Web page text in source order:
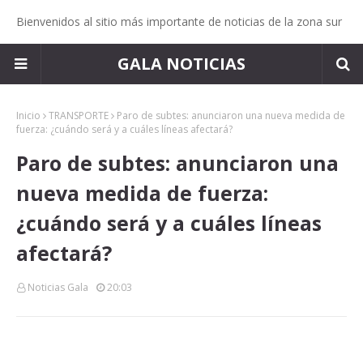
Bienvenidos al sitio más importante de noticias de la zona sur
GALA NOTICIAS
Inicio TRANSPORTE
Paro de subtes: anunciaron una nueva medida de
fuerza: ¿cuándo será y a cuáles líneas afectará?
Paro de subtes: anunciaron una
nueva medida de fuerza:
¿cuándo será y a cuáles líneas
afectará?
Noticias Gala 20:03